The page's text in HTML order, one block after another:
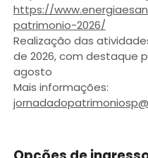
https://
patrimonio-2026/
Realização das
de 2026, com destaque
agosto
Mais informações: